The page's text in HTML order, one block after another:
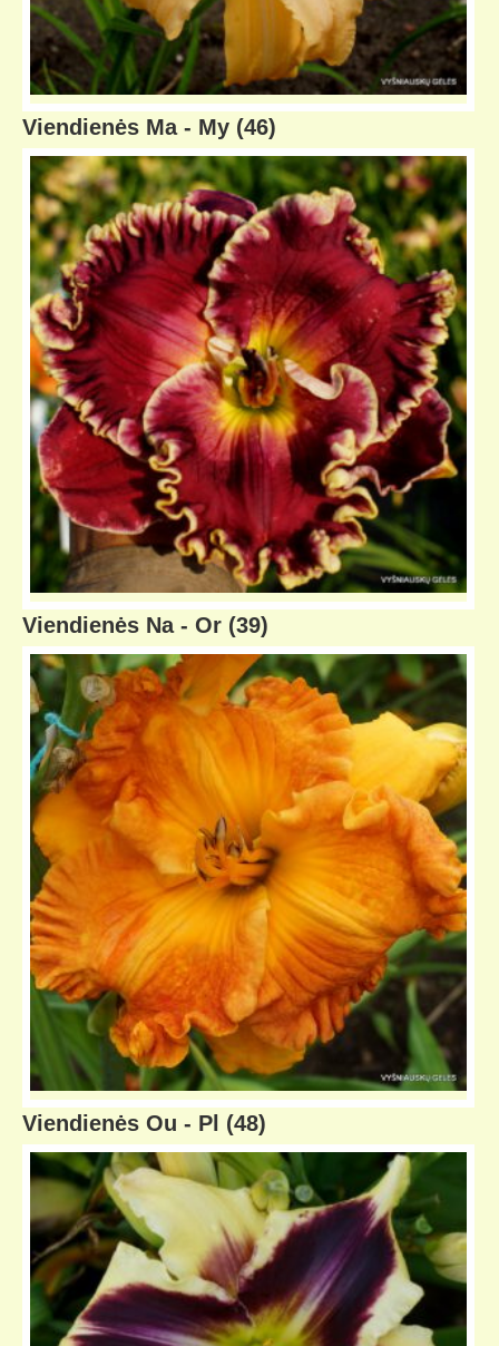
Viendienės Ma - My (46)
Viendienės Na - Or (39)
Viendienės Ou - Pl (48)